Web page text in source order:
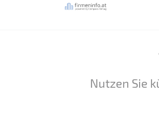
Nutzen Sie